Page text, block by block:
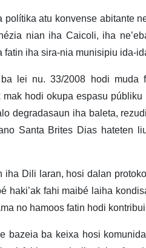
polítika atu konvense abitante
nian iha Caicoli, iha
fatin iha sira-nia munisipiu ida-
lei nu. 33/2008 hodi muda
mak hodi okupa espasu
degradasaun iha baleta,
Santa Brites Dias hateten
iha Dili laran, hosi dalan
haki’ak fahi maibé laiha
no hamoos fatin hodi
bazeia ba keixa hosi